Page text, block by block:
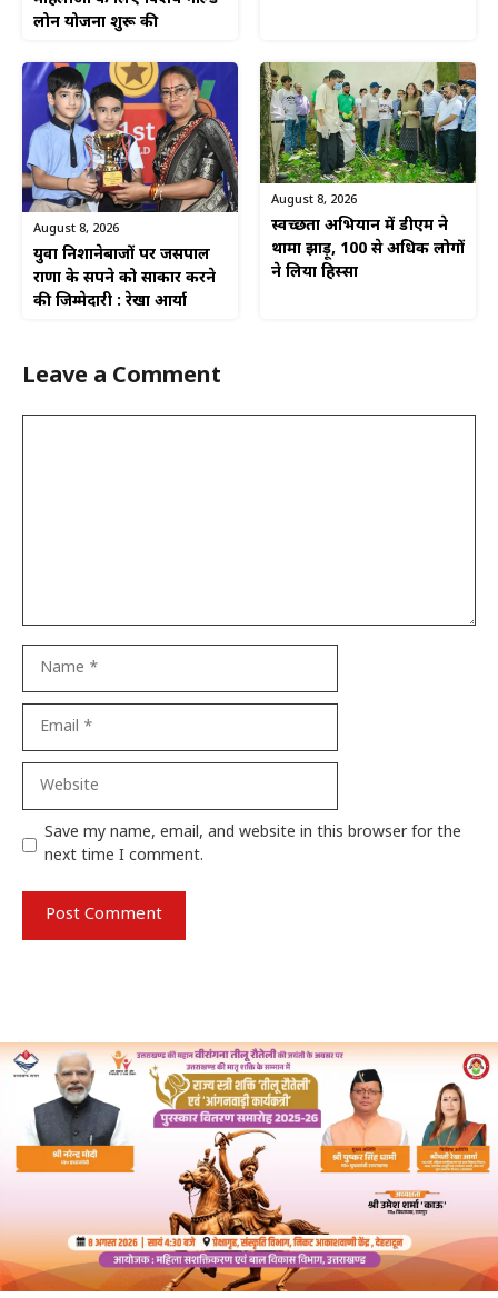
लोन योजना शुरू की
August 8, 2026
युवा निशानेबाजों पर जसपाल
राणा के सपने को साकार करने
की जिम्मेदारी : रेखा आर्या
August 8, 2026
स्वच्छता अभियान में डीएम ने
थामा झाड़ू, 100 से अधिक लोगों
ने लिया हिस्सा
Leave a Comment
Website
Save my name, email, and website in this browser for the
next time I comment.